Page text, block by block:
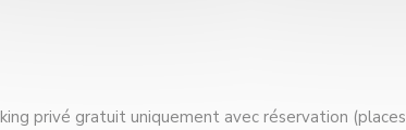
privé gratuit uniquement avec réservation (places